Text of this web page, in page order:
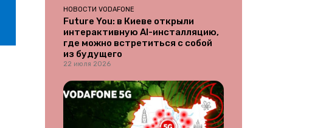
НОВОСТИ VODAFONE
Future You: в Киеве открыли
интерактивную AI-инсталляцию,
где можно встретиться с собой
из будущего
22 июля 2026